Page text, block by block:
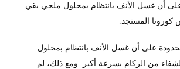
على أن غسل الأنف بانتظام بمحلول ملحي يقي
المستجد.
على أن غسل الأنف بانتظام بمحلول
من الزكام بسرعة أكبر. ومع ذلك، لم